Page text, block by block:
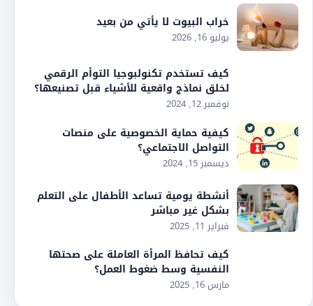
خراب البيوت لا يأتي من بعيد
يوليو 16, 2026
كيف تستخدم تكنولبوجيا التوأم الرقمي
لخلق نماذج واقعية للأشياء قبل تصنيعها؟
نوفمبر 12, 2024
كيفية حماية الخصوصية على منصات
التواصل الاجتماعي؟
ديسمبر 15, 2024
أنشطة يومية تساعد الأطفال على التعلم
بشكل غير مباشر
فبراير 11, 2025
كيف تحافظ المرأة العاملة على صحتها
النفسية وسط ضغوط العمل؟
مارس 16, 2025